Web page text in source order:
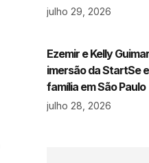
julho 29, 2026
Ezemir e Kelly
imersão da StartSe
família em São Paulo
julho 28, 2026